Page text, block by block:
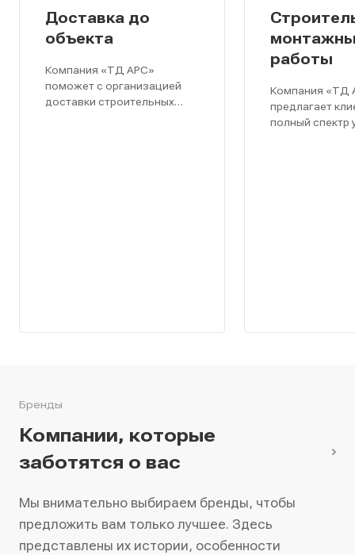
Доставка до
объекта
Компания «ТД АРС»
поможет с организацией
доставки строительных
работы
Компания «ТД
предлагает
полный спектр
Бренды
Компании, которые
заботятся о вас
Мы внимательно выбираем бренды, чтобы
предложить вам только лучшее. Здесь
представлены их истории, особенности